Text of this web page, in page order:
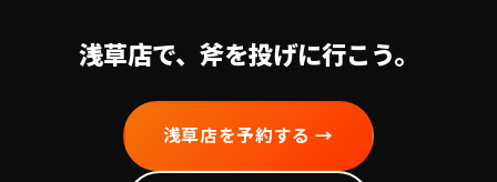
浅草店で、斧を投げに行こう。
浅草店を予約する →